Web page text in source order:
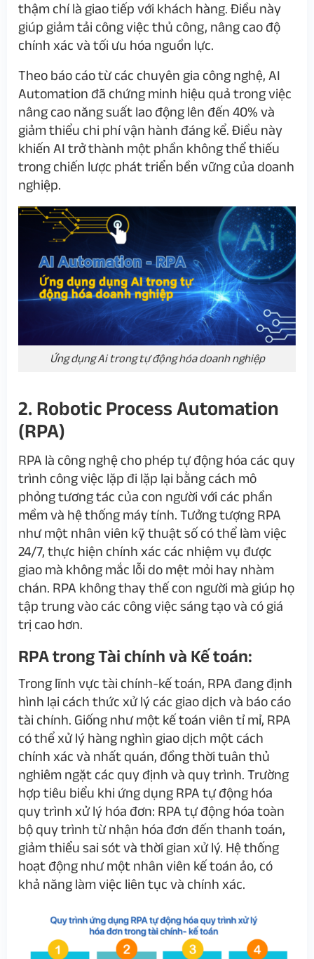
thậm chí là giao tiếp với khách hàng. Điều này
giúp giảm tải công việc thủ công, nâng cao độ
chính xác và tối ưu hóa nguồn lực.
Theo báo cáo từ các chuyên gia công nghệ, AI
Automation đã chứng minh hiệu quả trong việc
nâng cao năng suất lao động lên đến 40% và
giảm thiểu chi phí vận hành đáng kể. Điều này
khiến AI trở thành một phần không thể thiếu
trong chiến lược phát triển bền vững của doanh
nghiệp.
Ứng dụng Ai trong tự động hóa doanh nghiệp
2. Robotic Process Automation
(RPA)
RPA là công nghệ cho phép tự động hóa các quy
trình công việc lặp đi lặp lại bằng cách mô
phỏng tương tác của con người với các phần
mềm và hệ thống máy tính. Tưởng tượng RPA
như một nhân viên kỹ thuật số có thể làm việc
24/7, thực hiện chính xác các nhiệm vụ được
giao mà không mắc lỗi do mệt mỏi hay nhàm
chán. RPA không thay thế con người mà giúp họ
tập trung vào các công việc sáng tạo và có giá
trị cao hơn.
RPA trong Tài chính và Kế toán:
Trong lĩnh vực tài chính-kế toán, RPA đang định
hình lại cách thức xử lý các giao dịch và báo cáo
tài chính. Giống như một kế toán viên tỉ mỉ, RPA
có thể xử lý hàng nghìn giao dịch một cách
chính xác và nhất quán, đồng thời tuân thủ
nghiêm ngặt các quy định và quy trình. Trường
hợp tiêu biểu khi ứng dụng RPA tự động hóa
quy trình xử lý hóa đơn: RPA tự động hóa toàn
bộ quy trình từ nhận hóa đơn đến thanh toán,
giảm thiểu sai sót và thời gian xử lý. Hệ thống
hoạt động như một nhân viên kế toán ảo, có
khả năng làm việc liên tục và chính xác.